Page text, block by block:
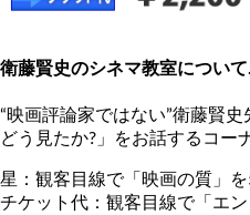
衛藤賢史のシネマ教室につい
“映画評論家ではない”衛藤賢
どう見たか?」をお話するコー
星：観客目線で「映画の質」
チケット代：観客目線で「エ